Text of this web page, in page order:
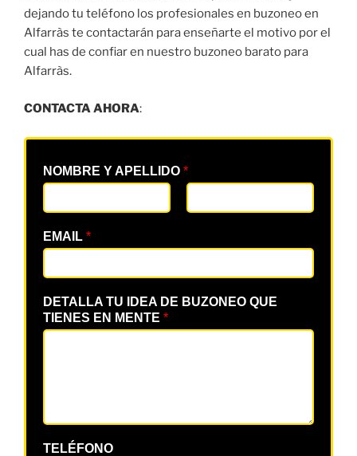
dejando tu teléfono los profesionales en buzoneo en
Alfarràs te contactarán para enseñarte el motivo por el
cual has de confiar en nuestro buzoneo barato para
Alfarràs.
CONTACTA AHORA:
NOMBRE Y APELLIDO *
EMAIL *
DETALLA TU IDEA DE BUZONEO QUE
TIENES EN MENTE *
TELÉFONO